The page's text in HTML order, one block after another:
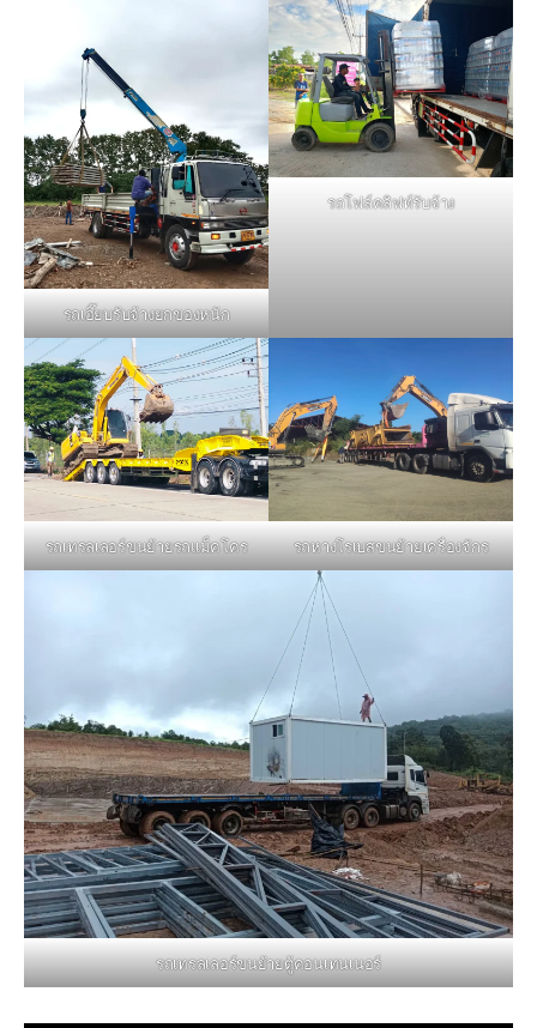
รถเฮี๊ยบรับจ้างยกของหนัก
รถโฟล์คลิฟท์รับจ้าง
รถเทรลเลอร์ขนย้ายรถแม็คโคร รถหางโรเบสขนย้ายเครื่องจักร
รถเทรลเลอร์ขนย้ายตู้คอนเทนเนอร์